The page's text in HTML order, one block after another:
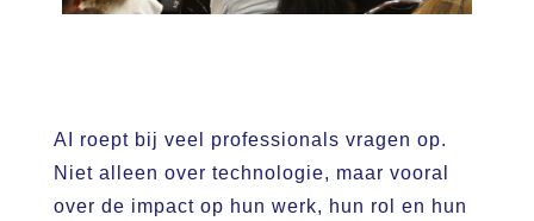
AI roept bij veel professionals vragen op.
Niet alleen over technologie, maar vooral
over de impact op hun werk, hun rol en hun